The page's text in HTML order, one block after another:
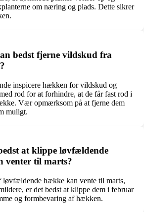
om næring og plads. Dette sikrer
bedst fjerne vildskud fra
inspicere hækken for vildskud og
rod for at forhindre, at de får fast rod i
Vær opmærksom på at fjerne dem
muligt.
at klippe løvfældende
venter til marts?
løvfældende hække kan vente til marts,
er det bedst at klippe dem i februar
og formbevaring af hækken.